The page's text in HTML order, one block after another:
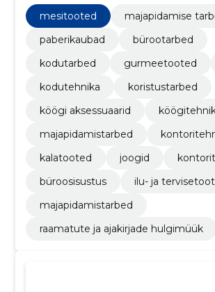
mesitooted
majapidamise
paberikaubad
bürootarbed
kodutarbed
gurmeetooted
kodutehnika
koristustarbed
köögi aksessuaarid
majapidamistarbed
kalatooted
joogid
büroosisustus
ilu- ja
majapidamistarbed
raamatute ja ajakirjade hulgimüük